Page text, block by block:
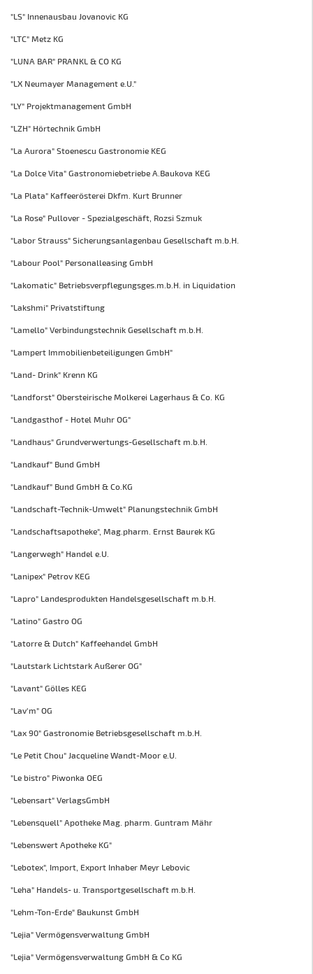
"LS" Innenausbau Jovanovic KG
"LTC" Metz KG
"LUNA BAR" PRANKL & CO KG
"LX Neumayer Management e.U."
"LY" Projektmanagement GmbH
"LZH" Hörtechnik GmbH
"La Aurora" Stoenescu Gastronomie KEG
"La Dolce Vita" Gastronomiebetriebe A.Baukova KEG
"La Plata" Kaffeerösterei Dkfm. Kurt Brunner
"La Rose" Pullover - Spezialgeschäft, Rozsi Szmuk
"Labor Strauss" Sicherungsanlagenbau Gesellschaft m.b.H.
"Labour Pool" Personalleasing GmbH
"Lakomatic" Betriebsverpflegungsges.m.b.H. in Liquidation
"Lakshmi" Privatstiftung
"Lamello" Verbindungstechnik Gesellschaft m.b.H.
"Lampert Immobilienbeteiligungen GmbH"
"Land- Drink" Krenn KG
"Landforst" Obersteirische Molkerei Lagerhaus & Co. KG
"Landgasthof - Hotel Muhr OG"
"Landhaus" Grundverwertungs-Gesellschaft m.b.H.
"Landkauf" Bund GmbH
"Landkauf" Bund GmbH & Co.KG
"Landschaft-Technik-Umwelt" Planungstechnik GmbH
"Landschaftsapotheke", Mag.pharm. Ernst Baurek KG
"Langerwegh" Handel e.U.
"Lanipex" Petrov KEG
"Lapro" Landesprodukten Handelsgesellschaft m.b.H.
"Latino" Gastro OG
"Latorre & Dutch" Kaffeehandel GmbH
"Lautstark Lichtstark Außerer OG"
"Lavant" Gölles KEG
"Lav'm" OG
"Lax 90" Gastronomie Betriebsgesellschaft m.b.H.
"Le Petit Chou" Jacqueline Wandt-Moor e.U.
"Le bistro" Piwonka OEG
"Lebensart" VerlagsGmbH
"Lebensquell" Apotheke Mag. pharm. Guntram Mähr
"Lebenswert Apotheke KG"
"Lebotex", Import, Export Inhaber Meyr Lebovic
"Leha" Handels- u. Transportgesellschaft m.b.H.
"Lehm-Ton-Erde" Baukunst GmbH
"Lejia" Vermögensverwaltung GmbH
"Lejia" Vermögensverwaltung GmbH & Co KG